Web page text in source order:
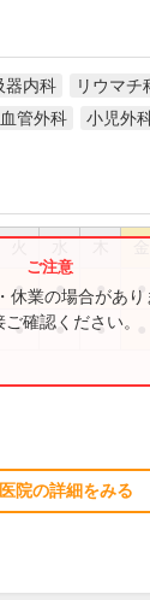
器内科 リウマチ
管外科 小児外
● ● ● ●
● ● ●
休業の場合があ
確認ください。
院の詳細をみる